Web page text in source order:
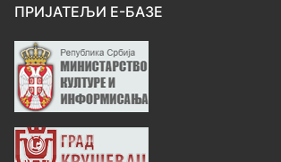
ПРИЈАТЕЉИ Е-БАЗЕ